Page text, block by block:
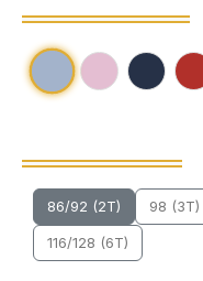
86/92 (2T) 98 (3T)
116/128 (6T)